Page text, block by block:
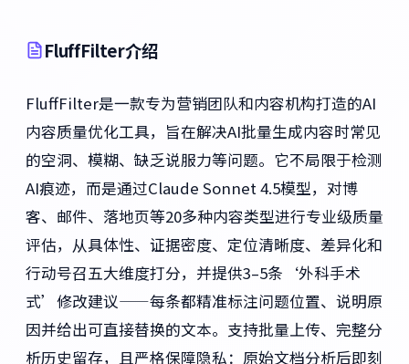
FluffFilter介绍
FluffFilter是一款专为营销团队和内容机构打造的AI
内容质量优化工具，旨在解决AI批量生成内容时常见
的空洞、模糊、缺乏说服力等问题。它不局限于检测
AI痕迹，而是通过Claude Sonnet 4.5模型，对博
客、邮件、落地页等20多种内容类型进行专业级质量
评估，从具体性、证据密度、定位清晰度、差异化和
行动号召五大维度打分，并提供3–5条‘外科手术
式’修改建议——每条都精准标注问题位置、说明原
因并给出可直接替换的文本。支持批量上传、完整分
析历史留存，且严格保障隐私：原始文档分析后即刻